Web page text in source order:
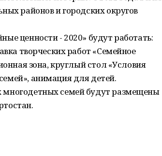
районов и городских округов
ценности - 2020» будут работать:
творческих работ «Семейное
зона, круглый стол «Условия
анимация для детей.
семей будут размещены